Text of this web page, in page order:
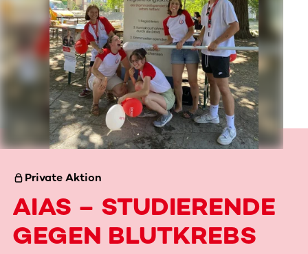
Private Aktion
AIAS – STUDIERENDE
GEGEN BLUTKREBS